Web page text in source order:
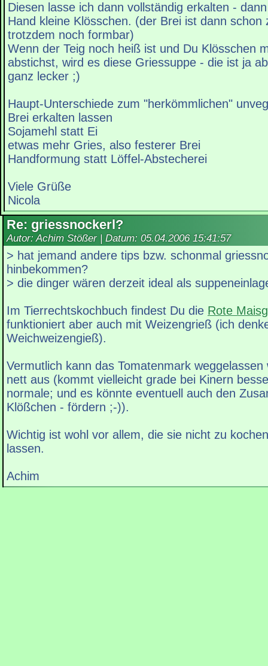
Diesen lasse ich dann vollständig erkalten -
Hand kleine Klösschen. (der Brei ist dann schon
trotzdem noch formbar)
Wenn der Teig noch heiß ist und Du Klösschen
abstichst, wird es diese Griessuppe - die ist ja
ganz lecker ;)
Haupt-Unterschiede zum "herkömmlichen"
Brei erkalten lassen
Sojamehl statt Ei
etwas mehr Gries, also festerer Brei
Handformung statt Löffel-Abstecherei
Viele Grüße
Nicola
Re: griessnockerl?
Autor: Achim Stößer | Datum: 05.04.2006 15:41:57
> hat jemand andere tips bzw. schonmal
hinbekommen?
> die dinger wären derzeit ideal als
Im Tierrechtskochbuch findest Du die Rote
funktioniert aber auch mit Weizengrieß (ich
Weichweizengieß).
Vermutlich kann das Tomatenmark
nett aus (kommt vielleicht grade bei Kinern
normale; und es könnte eventuell auch den
Klößchen - fördern ;-)).
Wichtig ist wohl vor allem, die sie nicht zu
lassen.
Achim